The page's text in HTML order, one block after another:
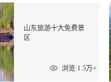
山东旅游十大免费景
区
浏览:1.5万+